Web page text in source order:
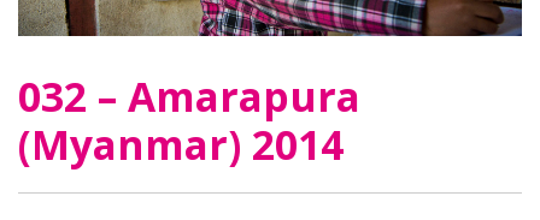
032 – Amarapura
(Myanmar) 2014